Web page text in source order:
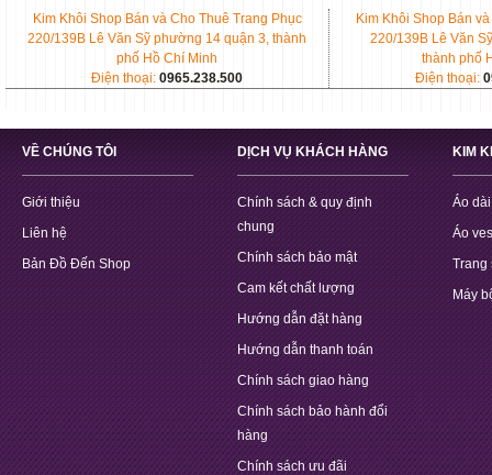
Kim Khôi Shop Bán và Cho Thuê Trang Phục
220/139B Lê Văn Sỹ phường 14 quận 3, thành
phố Hồ Chí Minh
Điện thoại: 0965.238.500
Kim Khôi Shop Bán
220/139B Lê Văn
thành phố
Điện thoại:
VỀ CHÚNG TÔI
Giới thiệu
Liên hệ
Bản Đồ Đến Shop
DỊCH VỤ KHÁCH HÀNG
Chính sách & quy định
chung
Chính sách bảo mật
Cam kết chất lượng
Hướng dẫn đặt hàng
Hướng dẫn thanh toán
Chính sách giao hàng
Chính sách bảo hành đổi
hàng
Chính sách ưu đãi
KIM
Áo
Áo
Trang
Máy